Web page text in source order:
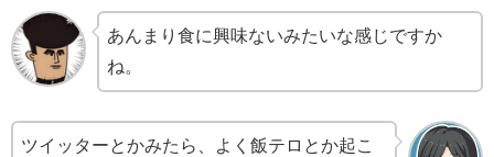
あんまり食に興味ないみたいな感じですか
ね。
ツイッターとかみたら、よく飯テロとか起こ